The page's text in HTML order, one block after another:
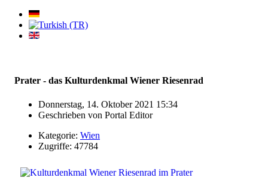
Prater - das Kulturdenkmal Wiener Riesenrad
Donnerstag, 14. Oktober 2021 15:34
Geschrieben von Portal Editor
Kategorie: Wien
Zugriffe: 47784